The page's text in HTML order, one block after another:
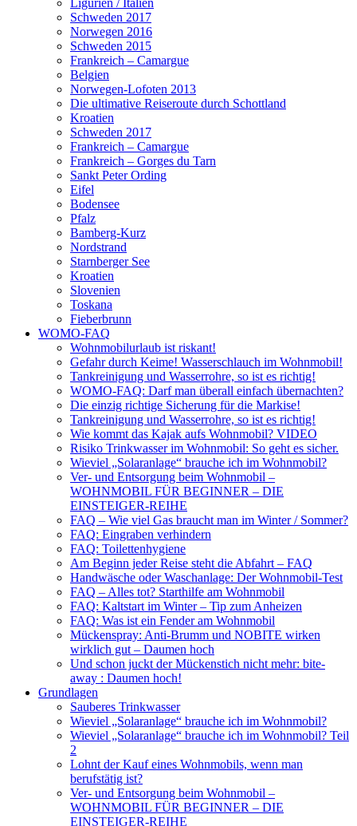
Schweden 2017
Norwegen 2016
Schweden 2015
Frankreich – Camargue
Belgien
Norwegen-Lofoten 2013
Die ultimative Reiseroute durch Schottland
Kroatien
Schweden 2017
Frankreich – Camargue
Frankreich – Gorges du Tarn
Sankt Peter Ording
Eifel
Bodensee
Pfalz
Bamberg-Kurz
Nordstrand
Starnberger See
Kroatien
Slovenien
Toskana
Fieberbrunn
WOMO-FAQ
Wohnmobilurlaub ist riskant!
Gefahr durch Keime! Wasserschlauch im Wohnmobil!
Tankreinigung und Wasserrohre, so ist es richtig!
WOMO-FAQ: Darf man überall einfach übernachten?
Die einzig richtige Sicherung für die Markise!
Tankreinigung und Wasserrohre, so ist es richtig!
Wie kommt das Kajak aufs Wohnmobil? VIDEO
Risiko Trinkwasser im Wohnmobil: So geht es sicher.
Wieviel „Solaranlage“ brauche ich im Wohnmobil?
Ver- und Entsorgung beim Wohnmobil –
WOHNMOBIL FÜR BEGINNER – DIE
EINSTEIGER-REIHE
FAQ – Wie viel Gas braucht man im Winter / Sommer?
FAQ: Eingraben verhindern
FAQ: Toilettenhygiene
Am Beginn jeder Reise steht die Abfahrt – FAQ
Handwäsche oder Waschanlage: Der Wohnmobil-Test
FAQ – Alles tot? Starthilfe am Wohnmobil
FAQ: Kaltstart im Winter – Tip zum Anheizen
FAQ: Was ist ein Fender am Wohnmobil
Mückenspray: Anti-Brumm und NOBITE wirken
wirklich gut – Daumen hoch
Und schon juckt der Mückenstich nicht mehr: bite-
away : Daumen hoch!
Grundlagen
Sauberes Trinkwasser
Wieviel „Solaranlage“ brauche ich im Wohnmobil?
Wieviel „Solaranlage“ brauche ich im Wohnmobil? Teil
2
Lohnt der Kauf eines Wohnmobils, wenn man
berufstätig ist?
Ver- und Entsorgung beim Wohnmobil –
WOHNMOBIL FÜR BEGINNER – DIE
EINSTEIGER-REIHE